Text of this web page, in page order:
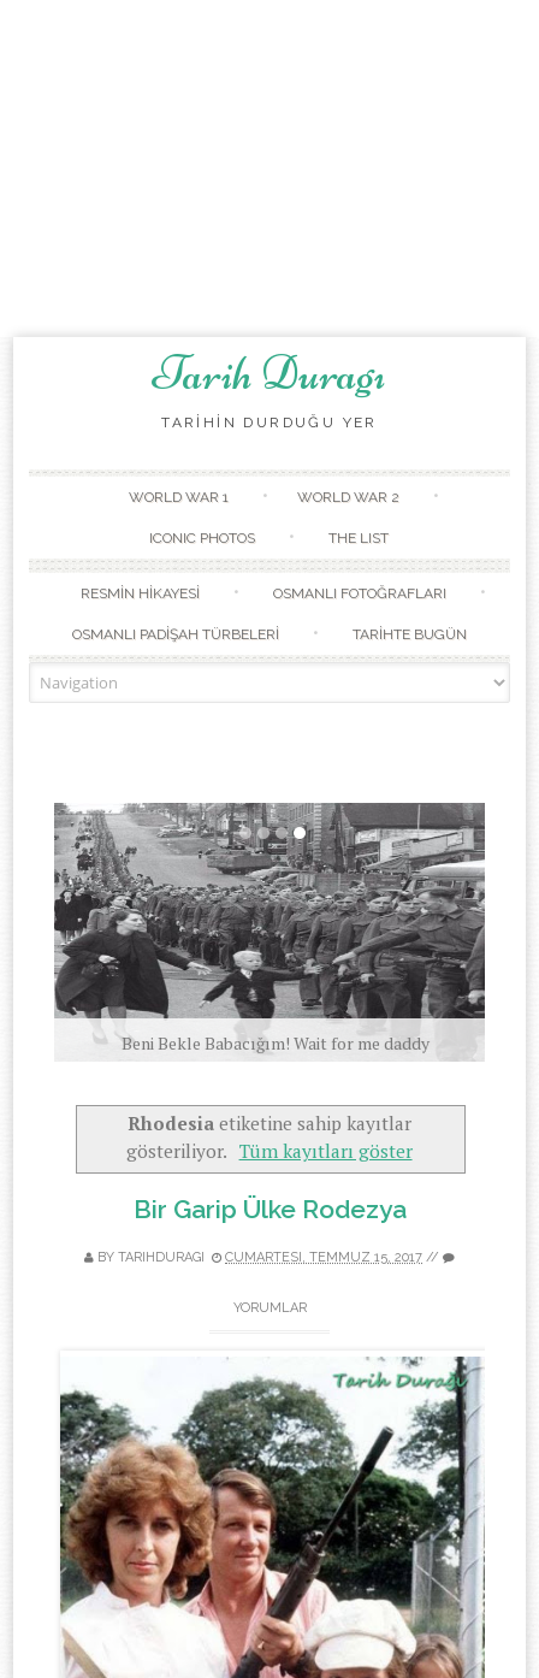
Tarih Duragı
TARİHİN DURDUĞU YER
WORLD WAR 1 WORLD WAR 2
ICONIC PHOTOS THE LIST
RESMİN HİKAYESİ OSMANLI FOTOĞRAFLARI
OSMANLI PADİŞAH TÜRBELERİ TARİHTE BUGÜN
Beni Bekle Babacığım! Wait for me daddy
Rhodesiaetiketine sahip kayıtlar
gösteriliyor. Tüm kayıtları göster
Bir Garip Ülke Rodezya
BY TARIHDURAGI CUMARTESI, TEMMUZ 15, 2017 //
YORUMLAR